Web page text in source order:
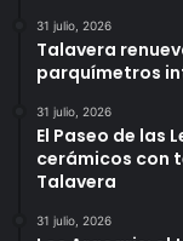
31 julio, 2026
Talavera
parquímetros
31 julio, 2026
El Paseo de las
cerámicos con
Talavera
31 julio, 2026